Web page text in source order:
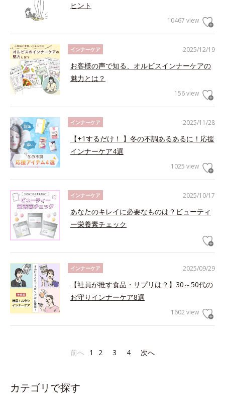
ヒント
10467 view
2025/12/19
インナーケア
お客様の声で知る、オルビスインナーケアの
魅力とは？
156 view
2025/11/28
インナーケア
【+1するだけ！ 】冬の不調あるあるに！応援
インナーケア4選
1025 view
2025/10/17
インナーケア
あなたのキレイに必要なものは？ビューティ
ー栄養素チェック
2025/09/29
インナーケア
【社員が推す食品・サプリは？】30～50代の
お守りインナーケア8選
1602 view
前へ 1 2 3 4 次へ
カテゴリで探す